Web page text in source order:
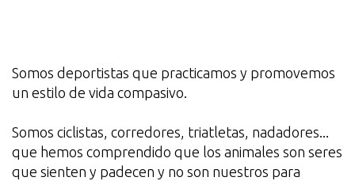
Somos deportistas que practicamos y promovemos
un estilo de vida compasivo.
Somos ciclistas, corredores, triatletas, nadadores...
que hemos comprendido que los animales son seres
que sienten y padecen y no son nuestros para